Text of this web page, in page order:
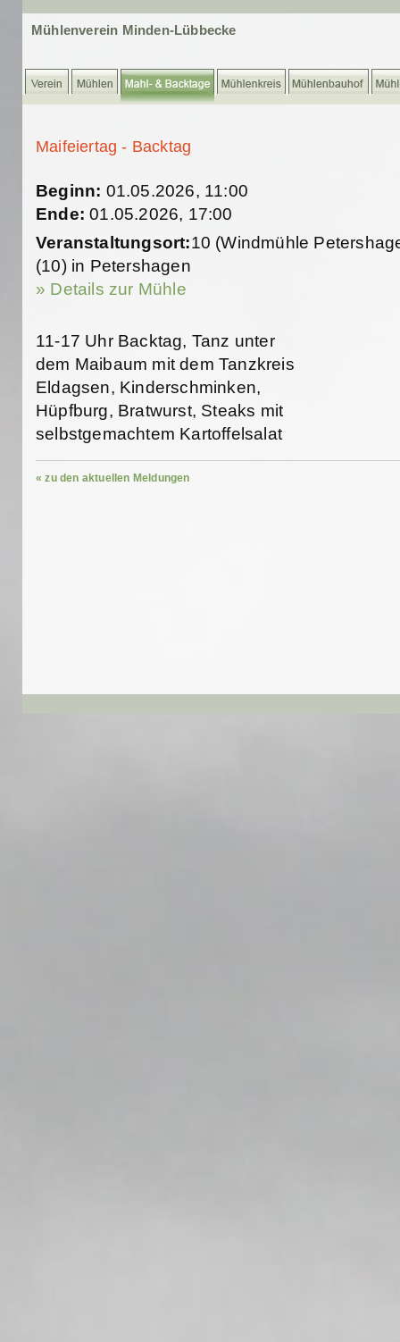
Mühlenverein Minden-Lübbecke
Maifeiertag - Backtag
Beginn: 01.05.2026, 11:00
Ende: 01.05.2026, 17:00
Veranstaltungsort:10 (Windmühle
(10) in Petershagen
» Details zur Mühle
11-17 Uhr Backtag, Tanz unter
dem Maibaum mit dem Tanzkreis
Eldagsen, Kinderschminken,
Hüpfburg, Bratwurst, Steaks mit
selbstgemachtem Kartoffelsalat
« zu den aktuellen Meldungen